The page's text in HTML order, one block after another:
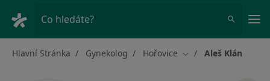
Co hledáte?
Hlavní Stránka Gynekolog Hořovice Změna města
Aleš Klán